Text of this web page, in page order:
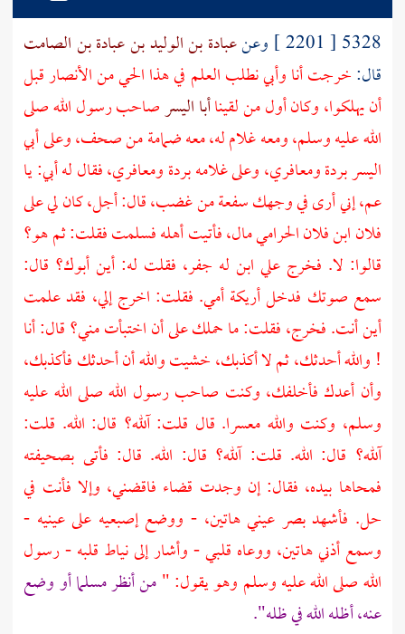
5328 [ 2201 ] وعن
عبادة بن الوليد بن عبادة بن الصامت
قال:خرجت أنا وأبي نطلب العلم في هذا الحي منالأنصارقبل
أن يهلكوا، وكان أول من لقيناأبا اليسرصاحب رسول الله صلى
الله عليه وسلم، ومعه غلام له، معه ضمامة من صحف، وعلىأبي
اليسربردة ومعافري، وعلى غلامه بردة ومعافري، فقال له أبي: يا
عم، إني أرى في وجهك سفعة من غضب، قال: أجل، كان لي على
فلان ابن فلانالحراميمال، فأتيت أهله فسلمت فقلت: ثم هو؟
قالوا: لا. فخرج علي ابن له جفر، فقلت له: أين أبوك؟ قال:
سمع صوتك فدخل أريكة أمي. فقلت: اخرج إلي، فقد علمت
أين أنت. فخرج، فقلت: ما حملك على أن اختبأت مني؟ قال: أنا
! والله أحدثك، ثم لا أكذبك، خشيت والله أن أحدثك فأكذبك،
وأن أعدك فأخلفك، وكنت صاحب رسول الله صلى الله عليه
وسلم، وكنت والله معسرا. قال قلت: آلله؟ قال: الله. قلت:
آلله؟ قال: الله. قلت: آلله؟ قال: الله. قال: فأتى بصحيفته
فمحاها بيده، فقال: إن وجدت قضاء فاقضني، وإلا فأنت في
حل. فأشهد بصر عيني هاتين، - ووضع إصبعيه على عينيه -
وسمع أذني هاتين، ووعاه قلبي - وأشار إلى نياط قلبه - رسول
الله صلى الله عليه وسلم وهو يقول: "من أنظر مسلما أو وضع
عنه، أظله الله في ظله".